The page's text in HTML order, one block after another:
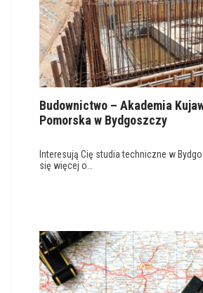
Budownictwo – Akademia
Pomorska w Bydgoszczy
Interesują Cię studia techniczne w
się więcej o…